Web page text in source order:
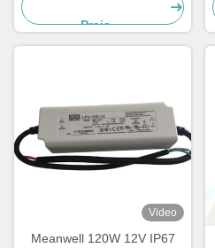
Preis
Video
Meanwell 120W 12V IP67